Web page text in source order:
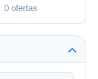
0 ofertas